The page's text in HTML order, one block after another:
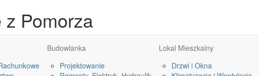
z Pomorza
Budowlanka
Projektowanie
Lokal Mieszkalny
Drzwi i Okna